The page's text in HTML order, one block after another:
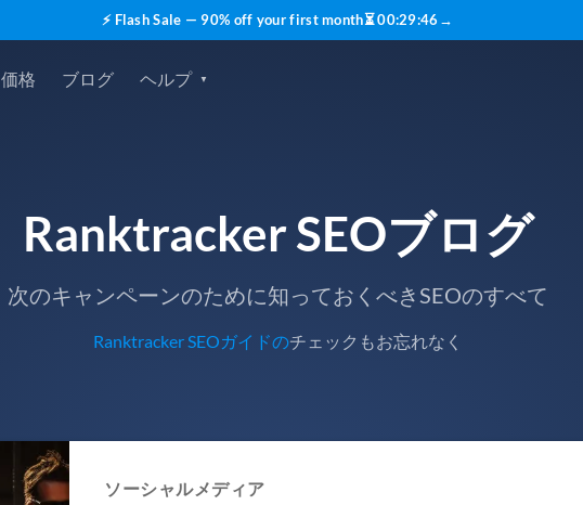
⚡ Flash Sale — 90% off your first month⏳00:29:45 →
価格 ブログ ヘルプ
Ranktracker SEOブログ
次のキャンペーンのために知っておくべきSEOのすべて
Ranktracker SEOガイドのチェックもお忘れなく
ソーシャルメディア